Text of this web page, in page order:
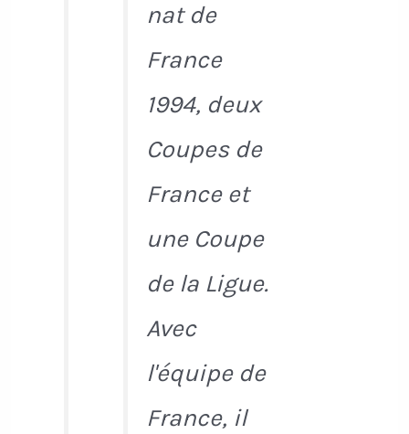
nat de
France
1994, deux
Coupes de
France et
une Coupe
de la Ligue.
Avec
l'équipe de
France, il